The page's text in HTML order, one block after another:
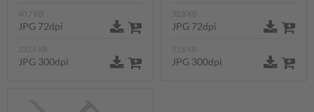
40,7 KB
JPG 72dpi
232,5 KB
JPG 300dpi
32,8 KB
JPG 72dpi
53,6 KB
JPG 300dpi